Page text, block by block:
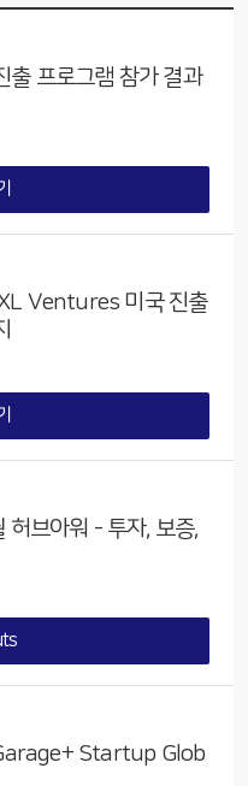
프로그램 참가 결과
미국 진출
브아워 - 투자, 보증,
Startup Glob